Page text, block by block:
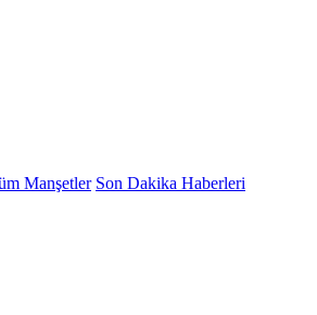
Manşetler Son Dakika Haberleri